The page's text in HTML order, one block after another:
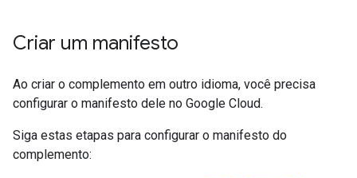
Criar um manifesto
Ao criar o complemento em outro idioma, você precisa
configurar o manifesto dele no Google Cloud.
Siga estas etapas para configurar o manifesto do
complemento: